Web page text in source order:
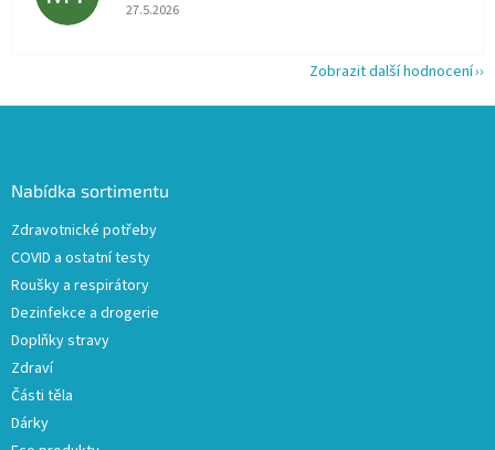
27.5.2026
Zobrazit další hodnocení
Nabídka sortimentu
Zdravotnické potřeby
COVID a ostatní testy
Roušky a respirátory
Dezinfekce a drogerie
Doplňky stravy
Zdraví
Části těla
Dárky